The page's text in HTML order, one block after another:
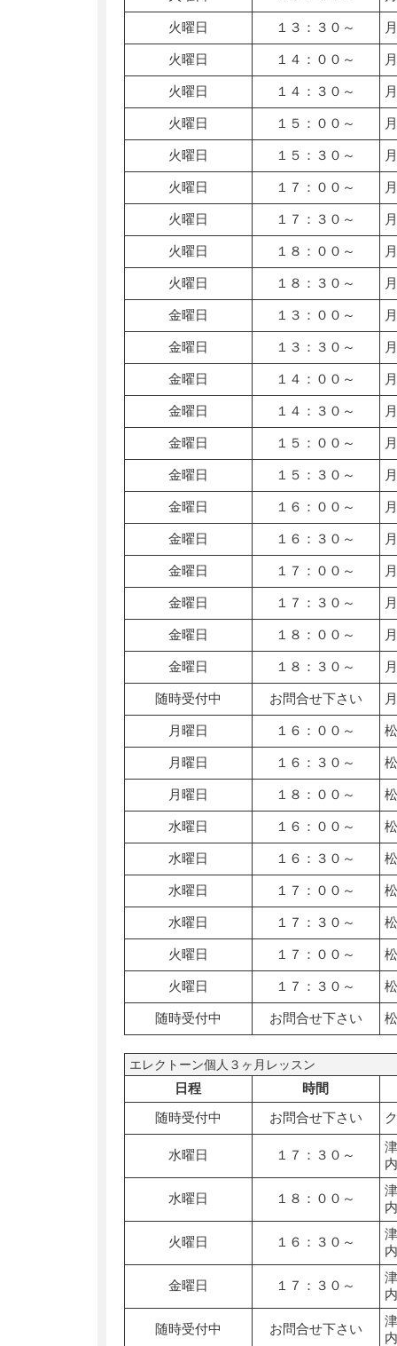
火曜日 １３：３０～
火曜日 １４：００～
火曜日 １４：３０～
火曜日 １５：００～
火曜日 １５：３０～
火曜日 １７：００～
火曜日 １７：３０～
火曜日 １８：００～
火曜日 １８：３０～
金曜日 １３：００～
金曜日 １３：３０～
金曜日 １４：００～
金曜日 １４：３０～
金曜日 １５：００～
金曜日 １５：３０～
金曜日 １６：００～
金曜日 １６：３０～
金曜日 １７：００～
金曜日 １７：３０～
金曜日 １８：００～
金曜日 １８：３０～
随時受付中 お問合せ下さい
月曜日 １６：００～
月曜日 １６：３０～
月曜日 １８：００～
水曜日 １６：００～
水曜日 １６：３０～
水曜日 １７：００～
水曜日 １７：３０～
火曜日 １７：００～
火曜日 １７：３０～
随時受付中 お問合せ下さい
エレクトーン個人３ヶ月レッスン
日程
時間
随時受付中
お問合せ下さい
水曜日 １７：３０～
水曜日 １８：００～
火曜日 １６：３０～
金曜日 １７：３０～
随時受付中 お問合せ下さい